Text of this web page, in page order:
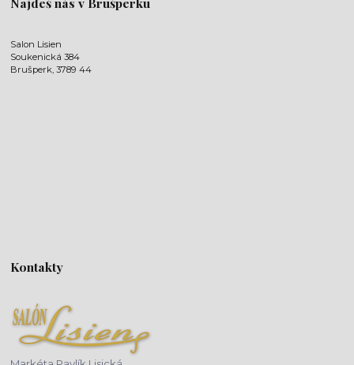
Salon Lisien
Soukenická 384
Brušperk, 3789 44
Kontakty